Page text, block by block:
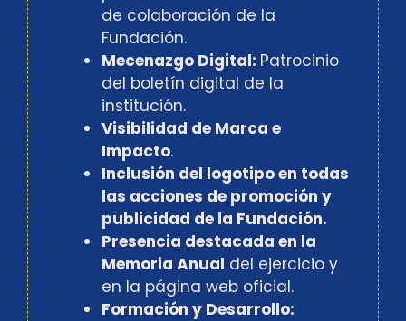
de colaboración de la
Fundación.
Mecenazgo Digital: Patrocinio
del boletín digital de la
institución.
Visibilidad de Marca e
Impacto.
Inclusión del logotipo en todas
las acciones de promoción y
publicidad de la Fundación.
Presencia destacada en la
Memoria Anual del ejercicio y
en la página web oficial.
Formación y Desarrollo: